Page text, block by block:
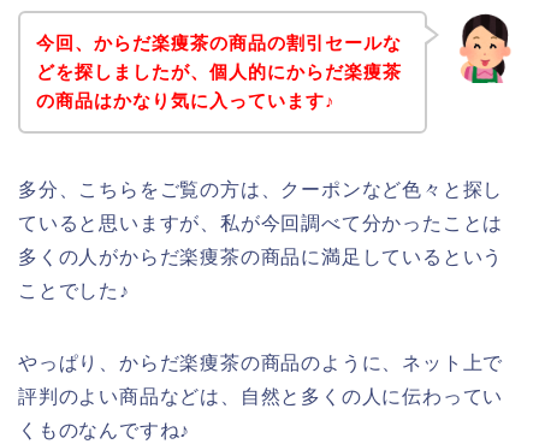
今回、からだ楽痩茶の商品の割引セールな
どを探しましたが、個人的にからだ楽痩茶
の商品はかなり気に入っています♪
多分、こちらをご覧の方は、クーポンなど色々と探し
ていると思いますが、私が今回調べて分かったことは
多くの人がからだ楽痩茶の商品に満足しているという
ことでした♪
やっぱり、からだ楽痩茶の商品のように、ネット上で
評判のよい商品などは、自然と多くの人に伝わってい
くものなんですね♪